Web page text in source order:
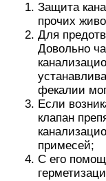
Защита
прочих
Для
Довольно
фекалии
Если
клапан
примесей;
С его